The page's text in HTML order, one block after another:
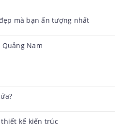
mà bạn ấn tượng nhất
Nam
thiết kế kiến trúc